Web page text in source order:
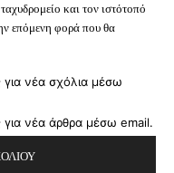
και τον ιστότοπό
επόμενη φορά που θα
για νέα σχόλια μέσω
για νέα άρθρα μέσω email.